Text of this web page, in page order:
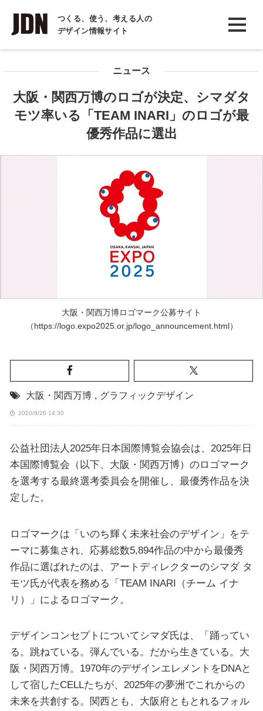
つくる、使う、考える人の
デザイン情報サイト
INTERVIEW
インタビュー
COLUMN
ニュース
大阪・関西万博のロゴが決定、シマダタ
モツ率いる「TEAM INARI」のロゴが最
優秀作品に選出
大阪・関西万博ロゴマーク公募サイト
（https://logo.expo2025.or.jp/logo_announcement.html）
大阪・関西万博 , グラフィックデザイン
2020/8/26 14:30
公益社団法人2025年日本国際博覧会協会は、2025年日
本国際博覧会（以下、大阪・関西万博）のロゴマーク
を選考する最終選考委員会を開催し、最優秀作品を決
定した。
ロゴマークは「いのち輝く未来社会のデザイン」をテ
ーマに募集され、応募総数5,894作品の中から最優秀
作品に選ばれたのは、アートディレクターのシマダ タ
モツ氏が代表を務める「TEAM INARI（チーム イナ
リ）」によるロゴマーク。
デザインコンセプトについてシマダ氏は、「踊ってい
る。跳ねている。弾んでいる。だから生きている。大
阪・関西万博。1970年のデザインエレメントをDNAと
して宿したCELLたちが、2025年の夢洲でこれからの
未来を共創する。関西とも、大阪府ともとれるフォル